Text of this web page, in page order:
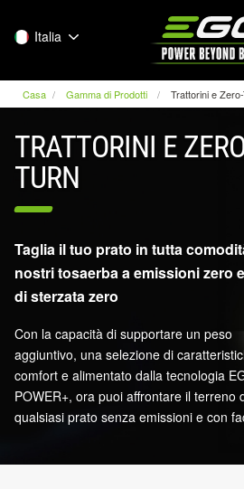
Italia
Casa Gamma di Prodotti Trattorini e
TRATTORINI E
TURN
Taglia il tuo prato in tutta
nostri tosaerba a emissioni zero
di sterzata zero
Con la capacità di supportare un peso
aggiuntivo, una selezione di
comfort e alimentato dalla tecnologia
POWER+, ora puoi affrontare il terreno
qualsiasi prato senza emissioni e con